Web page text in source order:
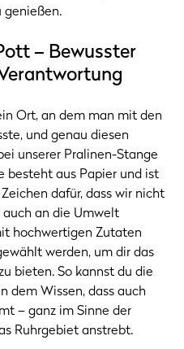
genießen.
– Bewusster
Ort, an dem man mit den
und genau diesen
unserer Pralinen-Stange
besteht aus Papier und ist
dafür, dass wir nicht
auch an die Umwelt
hochwertigen Zutaten
werden, um dir das
bieten. So kannst du die
dem Wissen, dass auch
– ganz im Sinne der
Ruhrgebiet anstrebt.